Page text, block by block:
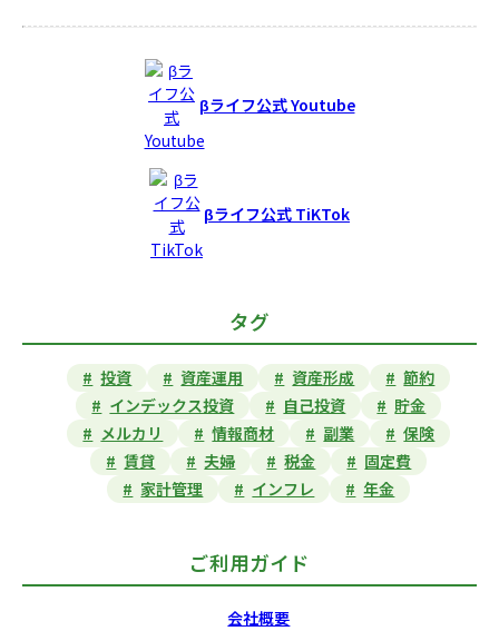
βライフ公式 Youtube
βライフ公式 TiKTok
タグ
投資 資産運用 資産形成
節約
インデックス投資
自己投資
貯金
メルカリ
情報商材 副業
保険
賃貸
夫婦 税金
固定費
家計管理
インフレ 年金
ご利用ガイド
会社概要